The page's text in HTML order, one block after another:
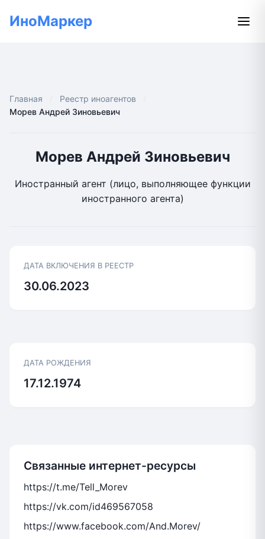
ИноМаркер
Главная
Реестр иноагентов
Морев Андрей Зиновьевич
Морев Андрей Зиновьевич
Иностранный агент (лицо, выполняющее функции
иностранного агента)
ДАТА ВКЛЮЧЕНИЯ В РЕЕСТР
30.06.2023
ДАТА РОЖДЕНИЯ
17.12.1974
Связанные интернет-ресурсы
https://t.me/Tell_Morev
https://vk.com/id469567058
https://www.facebook.com/And.Morev/